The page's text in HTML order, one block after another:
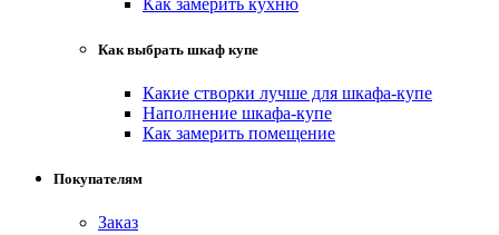
Как выбрать шкаф купе
Какие створки лучше для шкафа-купе
Наполнение шкафа-купе
Как замерить помещение
Покупателям
Заказ